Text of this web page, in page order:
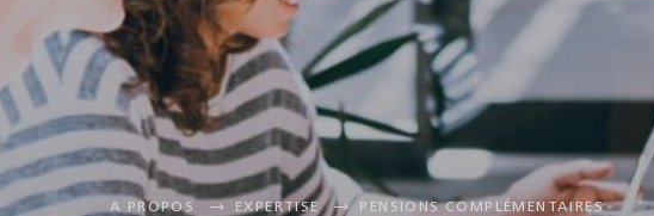
A PROPOS EXPERTISE PENSIONS COMPLÉMENTAIRES